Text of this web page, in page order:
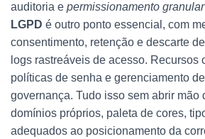
auditoria e permissionamento granular
LGPD é outro ponto essencial, com
consentimento, retenção e descarte
logs rastreáveis de acesso. Recursos
políticas de senha e gerenciamento
governança. Tudo isso sem abrir mão
domínios próprios, paleta de cores,
adequados ao posicionamento da